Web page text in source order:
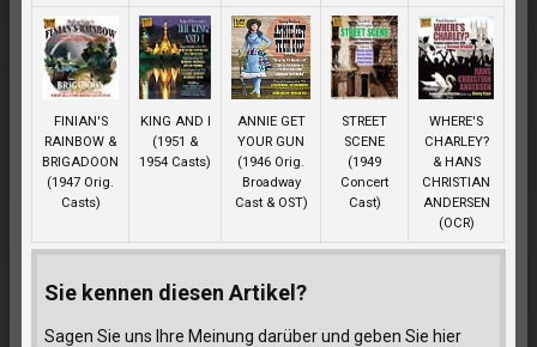
FINIAN'S
RAINBOW &
BRIGADOON
(1947 Orig.
Casts)
KING AND I
(1951 &
1954 Casts)
ANNIE GET
YOUR GUN
(1946 Orig.
Broadway
Cast & OST)
STREET
SCENE
(1949
Concert
Cast)
WHERE'S
CHARLEY?
& HANS
CHRISTIAN
ANDERSEN
(OCR)
Sie kennen diesen Artikel?
Sagen Sie uns Ihre Meinung darüber und geben Sie hier